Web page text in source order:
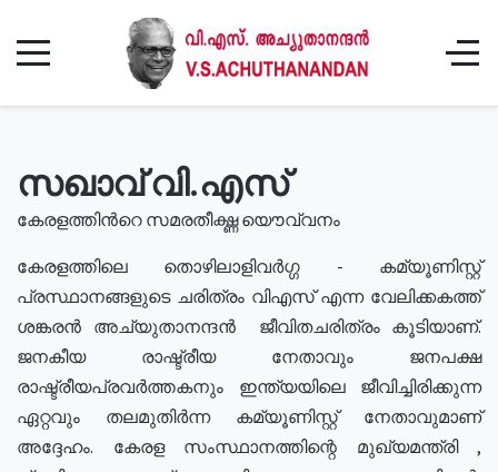
സഖാവ് വി.എസ്
കേരളത്തിൻറെ സമരതീക്ഷ്ണ യൌവ്വനം
കേരളത്തിലെ തൊഴിലാളിവർഗ്ഗ - കമ്യൂണിസ്റ്റ്
പ്രസ്ഥാനങ്ങളുടെ ചരിത്രം വിഎസ് എന്ന വേലിക്കകത്ത്
ശങ്കരൻ അച്യുതാനന്ദൻ ജീവിതചരിത്രം കൂടിയാണ്.
ജനകീയ രാഷ്ട്രീയ നേതാവും ജനപക്ഷ
രാഷ്ട്രീയപ്രവർത്തകനും ഇന്ത്യയിലെ ജീവിച്ചിരിക്കുന്ന
ഏറ്റവും തലമുതിർന്ന കമ്യൂണിസ്റ്റ് നേതാവുമാണ്
അദ്ദേഹം. കേരള സംസ്ഥാനത്തിന്റെ മുഖ്യമന്ത്രി ,